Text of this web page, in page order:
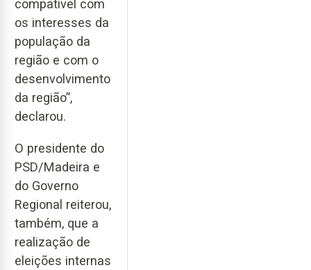
compatível com
os interesses da
população da
região e com o
desenvolvimento
da região”,
declarou.
O presidente do
PSD/Madeira e
do Governo
Regional reiterou,
também, que a
realização de
eleições internas